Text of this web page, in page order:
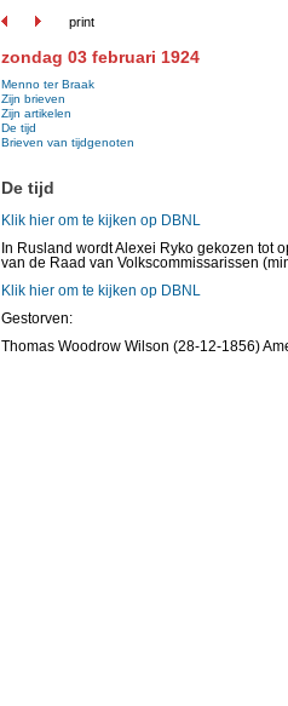
print
zondag 03 februari 1924
Menno ter Braak
Zijn brieven
Zijn artikelen
De tijd
Brieven van tijdgenoten
De tijd
Klik hier om te kijken op DBNL
In Rusland wordt Alexei Ryko gekozen tot
van de Raad van Volkscommissarissen
Klik hier om te kijken op DBNL
Gestorven:
Thomas Woodrow Wilson (28-12-1856)